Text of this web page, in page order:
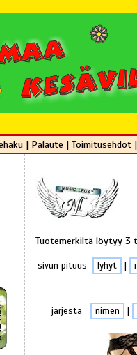
| Palaute | Toimitusehdot
Tuotemerkiltä löytyy 3
sivun pituus lyhyt
järjestä nimen